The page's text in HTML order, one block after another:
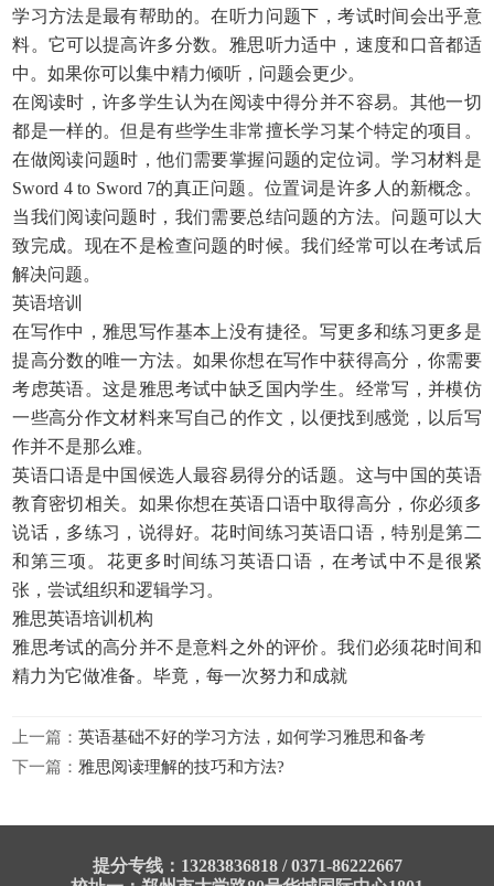
学习方法是最有帮助的。在听力问题下，考试时间会出乎意
料。它可以提高许多分数。雅思听力适中，速度和口音都适
中。如果你可以集中精力倾听，问题会更少。
在阅读时，许多学生认为在阅读中得分并不容易。其他一切
都是一样的。但是有些学生非常擅长学习某个特定的项目。
在做阅读问题时，他们需要掌握问题的定位词。学习材料是
Sword 4 to Sword 7的真正问题。位置词是许多人的新概念。
当我们阅读问题时，我们需要总结问题的方法。问题可以大
致完成。现在不是检查问题的时候。我们经常可以在考试后
解决问题。
英语培训
在写作中，雅思写作基本上没有捷径。写更多和练习更多是
提高分数的唯一方法。如果你想在写作中获得高分，你需要
考虑英语。这是雅思考试中缺乏国内学生。经常写，并模仿
一些高分作文材料来写自己的作文，以便找到感觉，以后写
作并不是那么难。
英语口语是中国候选人最容易得分的话题。这与中国的英语
教育密切相关。如果你想在英语口语中取得高分，你必须多
说话，多练习，说得好。花时间练习英语口语，特别是第二
和第三项。花更多时间练习英语口语，在考试中不是很紧
张，尝试组织和逻辑学习。
雅思英语培训机构
雅思考试的高分并不是意料之外的评价。我们必须花时间和
精力为它做准备。毕竟，每一次努力和成就
上一篇：英语基础不好的学习方法，如何学习雅思和备考
下一篇： 雅思阅读理解的技巧和方法?
提分专线：13283836818 / 0371-86222667